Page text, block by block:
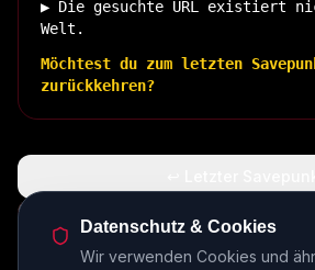
▶ Die gesuchte URL existiert
Welt.
Möchtest du zum letzten
zurückkehren?
🏠 Zurück zur Basis
Datenschutz & Cookies
Wir verwenden Cookies und